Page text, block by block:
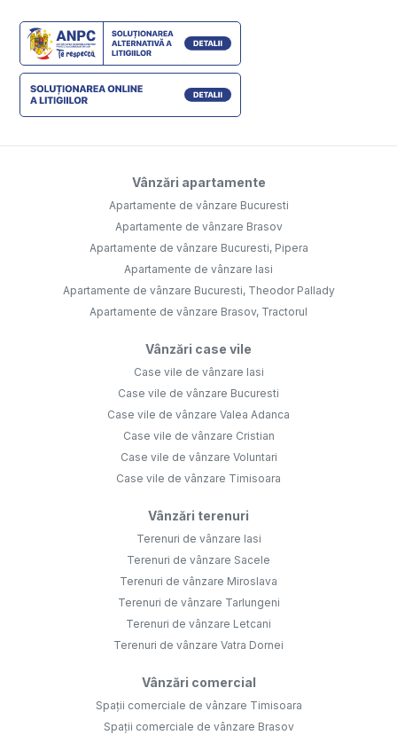
Vânzări apartamente
Apartamente de vânzare Bucuresti
Apartamente de vânzare Brasov
Apartamente de vânzare Bucuresti, Pipera
Apartamente de vânzare Iasi
Apartamente de vânzare Bucuresti, Theodor Pallady
Apartamente de vânzare Brasov, Tractorul
Vânzări case vile
Case vile de vânzare Iasi
Case vile de vânzare Bucuresti
Case vile de vânzare Valea Adanca
Case vile de vânzare Cristian
Case vile de vânzare Voluntari
Case vile de vânzare Timisoara
Vânzări terenuri
Terenuri de vânzare Iasi
Terenuri de vânzare Sacele
Terenuri de vânzare Miroslava
Terenuri de vânzare Tarlungeni
Terenuri de vânzare Letcani
Terenuri de vânzare Vatra Dornei
Vânzări comercial
Spații comerciale de vânzare Timisoara
Spații comerciale de vânzare Brasov